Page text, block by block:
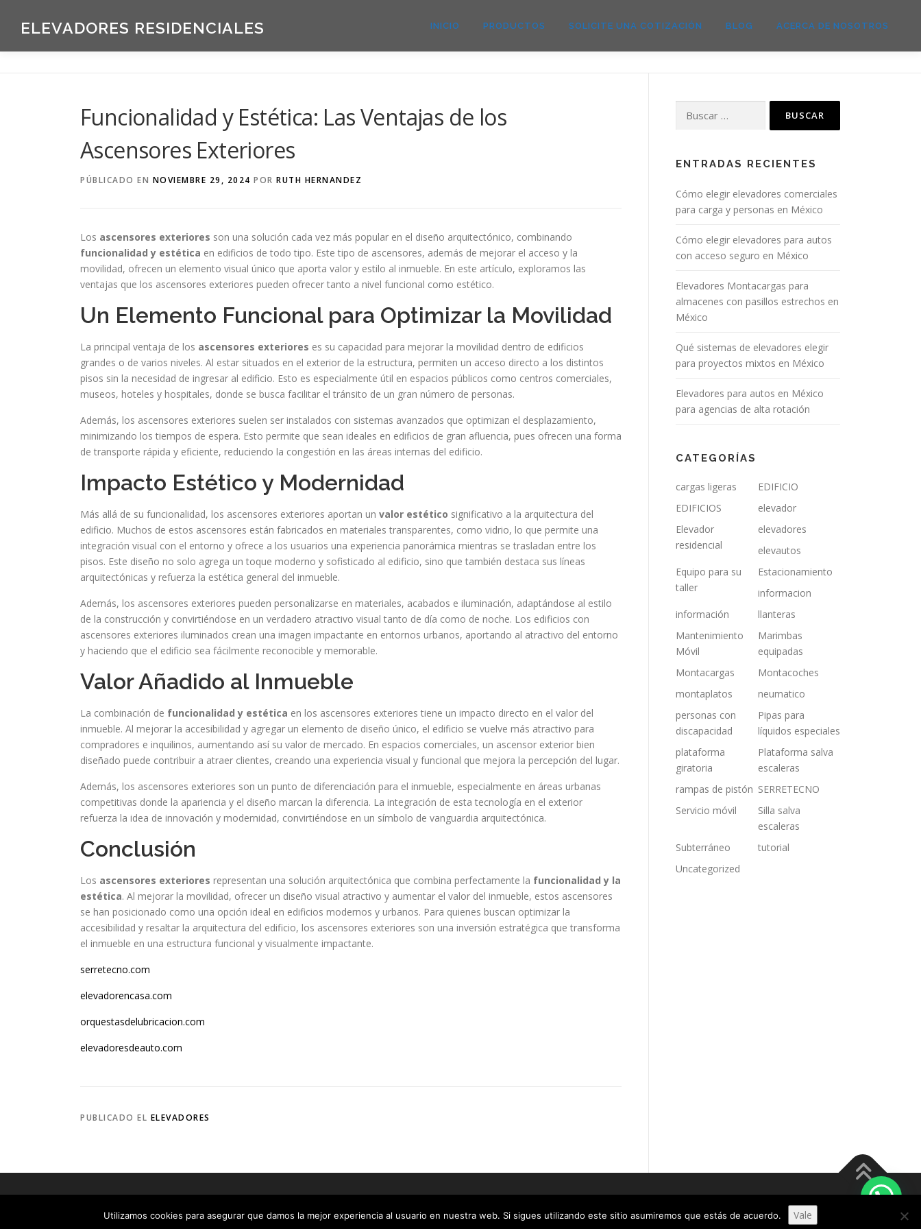
ELEVADORES RESIDENCIALES INICIO PRODUCTOS SOLICITE UNA COTIZACIÓN BLOG ACERCA DE NOSOTROS
Funcionalidad y Estética: Las Ventajas de los
Ascensores Exteriores
PÚBLICADO EN NOVIEMBRE 29, 2024 POR RUTH HERNANDEZ
Los ascensores exteriores son una solución cada vez más popular en el diseño arquitectónico, combinando
funcionalidad y estética en edificios de todo tipo. Este tipo de ascensores, además de mejorar el acceso y la
movilidad, ofrecen un elemento visual único que aporta valor y estilo al inmueble. En este artículo, exploramos las
ventajas que los ascensores exteriores pueden ofrecer tanto a nivel funcional como estético.
Un Elemento Funcional para Optimizar la Movilidad
La principal ventaja de los ascensores exteriores es su capacidad para mejorar la movilidad dentro de edificios
grandes o de varios niveles. Al estar situados en el exterior de la estructura, permiten un acceso directo a los distintos
pisos sin la necesidad de ingresar al edificio. Esto es especialmente útil en espacios públicos como centros comerciales,
museos, hoteles y hospitales, donde se busca facilitar el tránsito de un gran número de personas.
Además, los ascensores exteriores suelen ser instalados con sistemas avanzados que optimizan el desplazamiento,
minimizando los tiempos de espera. Esto permite que sean ideales en edificios de gran afluencia, pues ofrecen una forma
de transporte rápida y eficiente, reduciendo la congestión en las áreas internas del edificio.
Impacto Estético y Modernidad
Más allá de su funcionalidad, los ascensores exteriores aportan un valor estético significativo a la arquitectura del
edificio. Muchos de estos ascensores están fabricados en materiales transparentes, como vidrio, lo que permite una
integración visual con el entorno y ofrece a los usuarios una experiencia panorámica mientras se trasladan entre los
pisos. Este diseño no solo agrega un toque moderno y sofisticado al edificio, sino que también destaca sus líneas
arquitectónicas y refuerza la estética general del inmueble.
Además, los ascensores exteriores pueden personalizarse en materiales, acabados e iluminación, adaptándose al estilo
de la construcción y convirtiéndose en un verdadero atractivo visual tanto de día como de noche. Los edificios con
ascensores exteriores iluminados crean una imagen impactante en entornos urbanos, aportando al atractivo del entorno
y haciendo que el edificio sea fácilmente reconocible y memorable.
Valor Añadido al Inmueble
La combinación de funcionalidad y estética en los ascensores exteriores tiene un impacto directo en el valor del
inmueble. Al mejorar la accesibilidad y agregar un elemento de diseño único, el edificio se vuelve más atractivo para
compradores e inquilinos, aumentando así su valor de mercado. En espacios comerciales, un ascensor exterior bien
diseñado puede contribuir a atraer clientes, creando una experiencia visual y funcional que mejora la percepción del lugar.
Además, los ascensores exteriores son un punto de diferenciación para el inmueble, especialmente en áreas urbanas
competitivas donde la apariencia y el diseño marcan la diferencia. La integración de esta tecnología en el exterior
refuerza la idea de innovación y modernidad, convirtiéndose en un símbolo de vanguardia arquitectónica.
Conclusión
Los ascensores exteriores representan una solución arquitectónica que combina perfectamente la funcionalidad y la
estética. Al mejorar la movilidad, ofrecer un diseño visual atractivo y aumentar el valor del inmueble, estos ascensores
se han posicionado como una opción ideal en edificios modernos y urbanos. Para quienes buscan optimizar la
accesibilidad y resaltar la arquitectura del edificio, los ascensores exteriores son una inversión estratégica que transforma
el inmueble en una estructura funcional y visualmente impactante.
serretecno.com
elevadorencasa.com
orquestasdelubricacion.com
elevadoresdeauto.com
PUBLICADO EL ELEVADORES
ENTRADAS RECIENTES
Cómo elegir elevadores comerciales
para carga y personas en México
Cómo elegir elevadores para autos
con acceso seguro en México
Elevadores Montacargas para
almacenes con pasillos estrechos en
México
Qué sistemas de elevadores elegir
para proyectos mixtos en México
Elevadores para autos en México
para agencias de alta rotación
CATEGORÍAS
cargas ligeras
EDIFICIO
EDIFICIOS
elevador
Elevador
residencial
elevadores
elevautos
Equipo para su
taller
Estacionamiento
informacion
información
llanteras
Mantenimiento
Móvil
Marimbas
equipadas
Montacargas
Montacoches
montaplatos
neumatico
personas con
discapacidad
Pipas para
líquidos especiales
plataforma
giratoria
Plataforma salva
escaleras
rampas de pistón SERRETECNO
Servicio móvil
Silla salva
escaleras
Subterráneo
tutorial
Uncategorized
Utilizamos cookies para asegurar que damos la mejor experiencia al usuario en nuestra web. Si sigues utilizando este sitio asumiremos que estás de acuerdo. Vale